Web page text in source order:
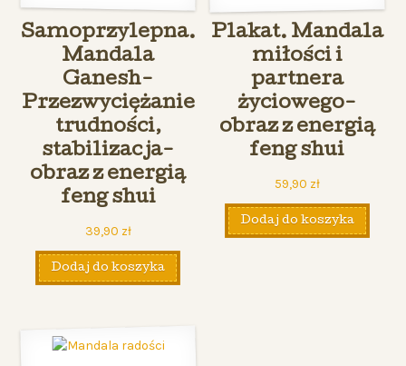
Samoprzylepna.
Mandala
Ganesh-
Przezwyciężanie
trudności,
stabilizacja-
obraz z energią
feng shui
39,90 zł
Dodaj do koszyka
Plakat. Mandala
miłości i
partnera
życiowego-
obraz z energią
feng shui
59,90 zł
Dodaj do koszyka